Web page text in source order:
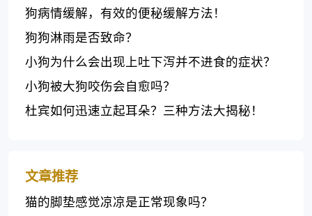
狗病情缓解，有效的便秘缓解方法！
狗狗淋雨是否致命？
小狗为什么会出现上吐下泻并不进食的症状？
小狗被大狗咬伤会自愈吗？
杜宾如何迅速立起耳朵？三种方法大揭秘！
文章推荐
猫的脚垫感觉凉凉是正常现象吗？